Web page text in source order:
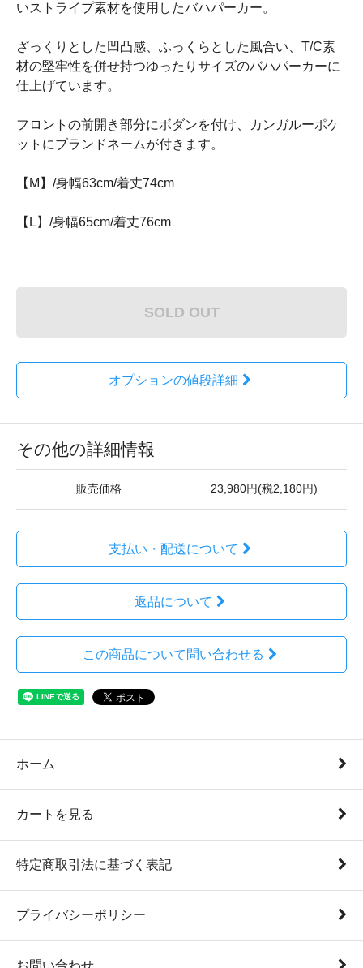
いストライプ素材を使用したバハパーカー。
ざっくりとした凹凸感、ふっくらとした風合い、T/C素
材の堅牢性を併せ持つゆったりサイズのバハパーカーに
仕上げています。
フロントの前開き部分にボダンを付け、カンガルーポケ
ットにブランドネームが付きます。
【M】/身幅63cm/着丈74cm
【L】/身幅65cm/着丈76cm
SOLD OUT
オプションの値段詳細
その他の詳細情報
販売価格 23,980円(税2,180円)
支払い・配送について
返品について
この商品について問い合わせる
ホーム
カートを見る
特定商取引法に基づく表記
プライバシーポリシー
お問い合わせ